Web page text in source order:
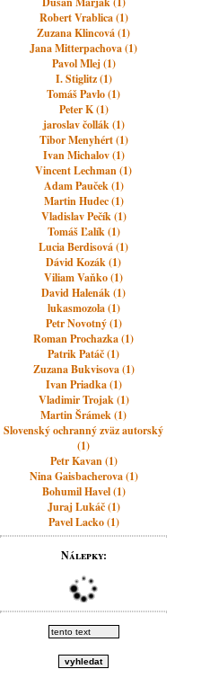
Robert Vrablica (1)
Zuzana Klincová (1)
Jana Mitterpachova (1)
Pavol Mlej (1)
I. Stiglitz (1)
Tomáš Pavlo (1)
Peter K (1)
jaroslav čollák (1)
Tibor Menyhért (1)
Ivan Michalov (1)
Vincent Lechman (1)
Adam Pauček (1)
Martin Hudec (1)
Vladislav Pečík (1)
Tomáš Ľalík (1)
Lucia Berdisová (1)
Dávid Kozák (1)
Viliam Vaňko (1)
David Halenák (1)
lukasmozola (1)
Petr Novotný (1)
Roman Prochazka (1)
Patrik Patáč (1)
Zuzana Bukvisova (1)
Ivan Priadka (1)
Vladimir Trojak (1)
Martin Šrámek (1)
Slovenský ochranný zväz autorský
(1)
Petr Kavan (1)
Nina Gaisbacherova (1)
Bohumil Havel (1)
Juraj Lukáč (1)
Pavel Lacko (1)
Nálepky: